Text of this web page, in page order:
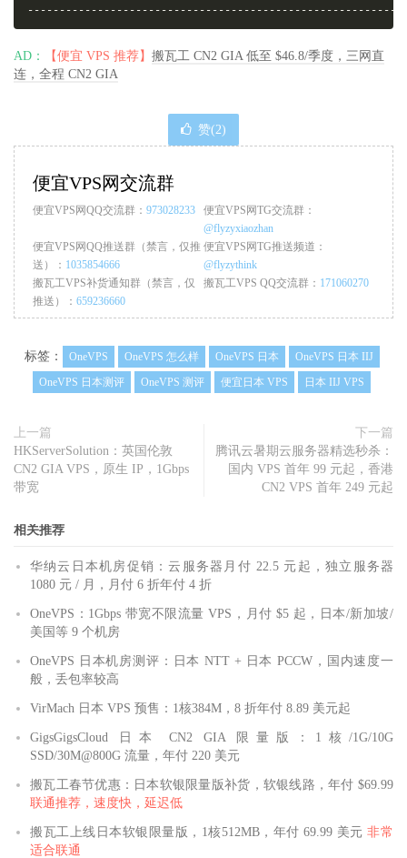
AD： 【便宜 VPS 推荐】 搬瓦工 CN2 GIA 低至 $46.8/季度，三网直
连，全程 CN2 GIA
赞(2)
便宜VPS网交流群
便宜VPS网QQ交流群： 973028233
便宜VPS网TG交流群：
@flyzyxiaozhan
便宜VPS网QQ推送群（禁言，仅推
送）： 1035854666
便宜VPS网TG推送频道：
@flyzythink
搬瓦工VPS补货通知群（禁言，仅
推送）： 659236660
搬瓦工VPS QQ交流群： 171060270
标签： OneVPS OneVPS 怎么样 OneVPS 日本
OneVPS 日本 IIJ
OneVPS 日本测评
OneVPS 测评 便宜日本 VPS 日本 IIJ VPS
上一篇
HKServerSolution：英国伦敦
CN2 GIA VPS，原生 IP，1Gbps
带宽
下一篇
腾讯云暑期云服务器精选秒杀：
国内 VPS 首年 99 元起，香港
CN2 VPS 首年 249 元起
相关推荐
华纳云日本机房促销：云服务器月付 22.5 元起，独立服务器
1080 元 / 月，月付 6 折年付 4 折
OneVPS：1Gbps 带宽不限流量 VPS，月付 $5 起，日本/新加坡/
美国等 9 个机房
OneVPS 日本机房测评：日本 NTT + 日本 PCCW，国内速度一
般，丢包率较高
VirMach 日本 VPS 预售：1核384M，8 折年付 8.89 美元起
GigsGigsCloud 日本 CN2 GIA 限量版：1核/1G/10G
SSD/30M@800G 流量，年付 220 美元
搬瓦工春节优惠：日本软银限量版补货，软银线路，年付 $69.99
联通推荐，速度快，延迟低
搬瓦工上线日本软银限量版，1核512MB，年付 69.99 美元非常
适合联通